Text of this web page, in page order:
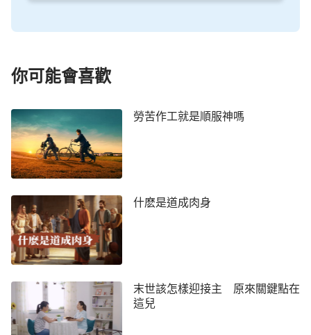
只憑著觀念想像定規神，絲毫不尋求聖經預言中所說
多麼有權柄、有能力，猶太人都不認識主耶穌的實
情，固守彌賽亞的名，持守聖經預言的字句，否認主
耶穌的說話作工，否認主耶穌就是神自己，甚至猶太
教上層領袖還將主所行的神蹟奇事，褻瀆為靠鬼王別
西卜趕鬼，並且論斷主說僭妄的話等等。猶太民眾因
著迷信崇拜猶太教的上層領袖，盲目聽從他們的話，
也隨從他們否認主、定罪主。最終猶太人寧肯釋放殺
人犯巴拉巴，也要把他們苦盼多年的彌賽亞——主耶
穌釘在十字架上。他們觸犯了神，遭到了神的咒詛。
所以猶太人雖然盼望彌賽亞到來，但他們根本沒
見過彌賽亞，只是從舊約聖經裡了解到一些關於彌賽
亞要來的信息，並不認識彌賽亞的實質，不明白聖經
你可能會喜歡
勞苦作工就是順服神嗎
什麽是道成肉身
末世該怎樣迎接主 原來關鍵點在
這兒